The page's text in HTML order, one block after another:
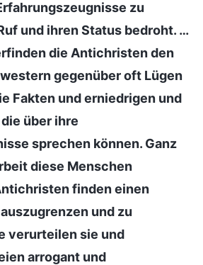
zu
und ihren Status bedroht. …
die Antichristen den
gegenüber oft Lügen
Fakten und erniedrigen und
über ihre
sprechen können. Ganz
diese Menschen
finden einen
und zu
verurteilen sie und
arrogant und